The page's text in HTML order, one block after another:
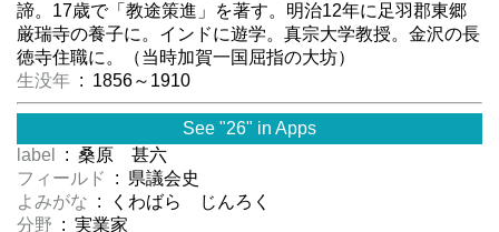
諦。17歳で「教途策進」を著す。明治12年に足羽郡東郷
厳瑞寺の養子に。インドに遊学。真宗大学教授。金沢の長
徳寺住職に。（当時加賀一国屈指の大坊）
生没年 : 1856～1910
See "26" in Apps
label
: 桑原 甚六
フィールド
: 県議会史
よみがな : くわばら じんろく
分野 : 実業家